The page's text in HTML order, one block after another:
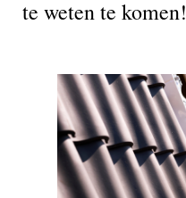
te weten te komen!